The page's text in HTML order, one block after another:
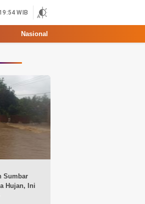
WIB
Nasional
Sumbar
Hujan, Ini